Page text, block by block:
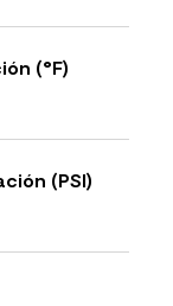
(°F)
(PSI)